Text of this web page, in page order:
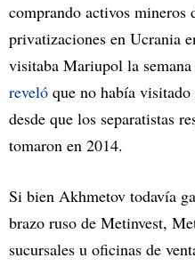
comprando activos mineros
privatizaciones en Ucrania
visitaba Mariupol la
reveló que no había
desde que los separatistas
tomaron en 2014.
Si bien Akhmetov todavía
brazo ruso de Metinvest,
sucursales u oficinas de